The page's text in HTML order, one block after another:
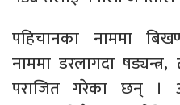
पहिचानका नाममा
नाममा डरलागदा
पराजित गरेका छन् ।